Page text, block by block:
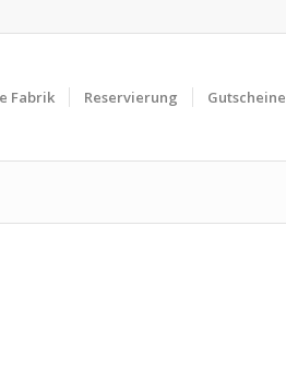
Fabrik Reservierung Gutscheine